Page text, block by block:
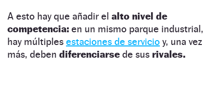
A esto hay que añadir el alto nivel de
competencia: en un mismo parque industrial,
hay múltiples estaciones de servicio y, una vez
más, deben diferenciarse de sus rivales.